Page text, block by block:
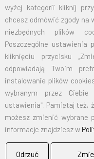
wyżej kategorii kliknij
chcesz odmówić zgody na
niezbędnych plików
Poszczególne ustawienia
kliknięciu przycisku
odpowiadają Twoim
instalowanie plików
wybranym przez
ustawienia". Pamiętaj też,
możesz zmienić wybrane
informacje znajdziesz w
Odrzuć
100X160
125X200
150X240
EMAIL:
TELEFON:
600 42 11 90,